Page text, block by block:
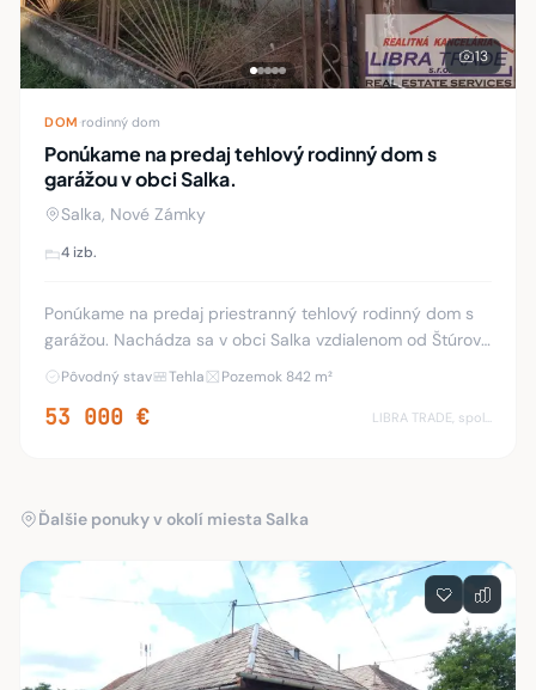
13
DOM rodinný dom
Ponúkame na predaj tehlový rodinný dom s
garážou v obci Salka.
Salka, Nové Zámky
4 izb.
Ponúkame na predaj priestranný tehlový rodinný dom s
garážou. Nachádza sa v obci Salka vzdialenom od Štúrova
len 11 km. Rodinný dom dispozične riešený 4 izbami,
kuchyňou, kúpeľňou s WC, špajzou, pr
Pôvodný stav Tehla Pozemok 842 m²
53 000 €
Ďalšie ponuky v okolí miesta Salka